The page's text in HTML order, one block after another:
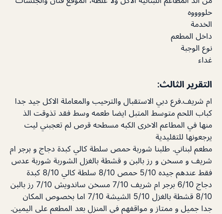
حلووووه
الخدمة
داخل المطعم
نوع الوجبة
غداء
التقرير الثالث:
ام شريف.فرع دبي الاستقبال والترحيب والمعاملة الاكل جيد جدا
كباب اللحم متوسط المتبل ايضا طعمه وسط فقد تذوقت الذ
منها في المطاعم الاخرى الكبه مسطحه قرص لم تعجبني ليت
يرجعونها للتقليدية
مطعم لبناني. طلبنا شوربة حمص سلطة كالي كبدة دجاج و برجر ام
شريف و مسخن و رز بالبن و قشطة بالغزل الشوربة شوربة عدس
فقط عندهم جيده 5/10 حمص 8/10 سلطة كالي 8/10 كبدة
دجاج 6/10 برجر ام شريف 7/10 مسخن ساندويش 7/10 رز بالبن
8/10 قشطة بالغزل 5/10 الشيشة 7/10 اما بخصوص المكان
جدا جميل و ممتاز و مواقفهم في المنزل بعد المطعم على اليمين.